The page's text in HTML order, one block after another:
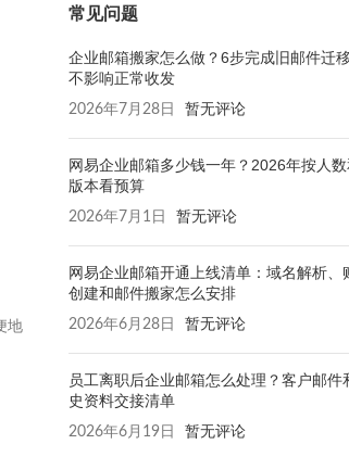
地
常见问题
企业邮箱搬家怎么做？6步完成旧邮件迁移
不影响正常收发
2026年7月28日 暂无评论
网易企业邮箱多少钱一年？2026年按人数
版本看预算
2026年7月1日 暂无评论
网易企业邮箱开通上线清单：域名解析、
创建和邮件搬家怎么安排
2026年6月28日 暂无评论
员工离职后企业邮箱怎么处理？客户邮件
史资料交接清单
2026年6月19日 暂无评论